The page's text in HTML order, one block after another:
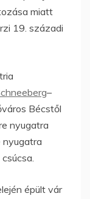
miatt
19. századi
–
Bécstől
nyugatra
épült vár